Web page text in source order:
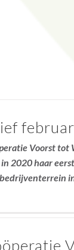
Voorst tot
2020 haar